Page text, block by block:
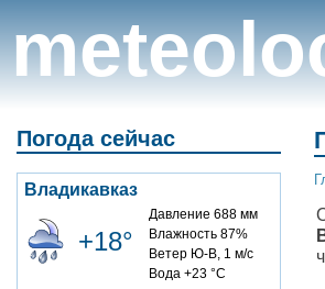
Погода сейчас
Владикавказ
+18°
Давление 688 мм
Влажность 87%
Ветер Ю-В, 1 м/с
Вода +23 °C